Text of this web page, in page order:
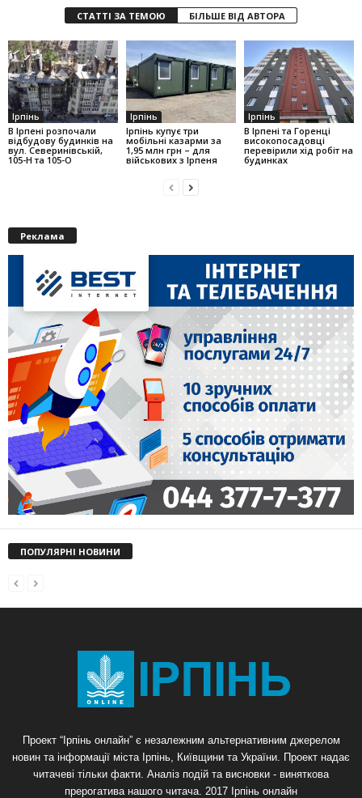
СТАТТІ ЗА ТЕМОЮ БІЛЬШЕ ВІД АВТОРА
Ірпінь
В Ірпені розпочали
відбудову будинків на
вул. Северинівській,
105-Н та 105-О
Ірпінь
Ірпінь купує три
мобільні казарми за
1,95 млн грн – для
військових з Ірпеня
Ірпінь
В Ірпені та Горенці
високопосадовці
перевірили хід робіт на
будинках
Реклама
ПОПУЛЯРНІ НОВИНИ
Проект “Ірпінь онлайн” є незалежним альтернативним джерелом
новин та інформації міста Ірпінь, Київщини та України. Проект надає
читачеві тільки факти. Аналіз подій та висновки - виняткова
прерогатива нашого читача. 2017 Ірпінь онлайн